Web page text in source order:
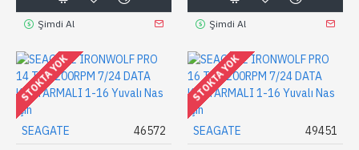
Şimdi Al Şimdi Al
STOKTA YOK
SEAGATE 46572
STOKTA YOK
SEAGATE 49451